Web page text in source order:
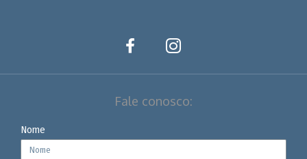
Fale conosco:
Nome